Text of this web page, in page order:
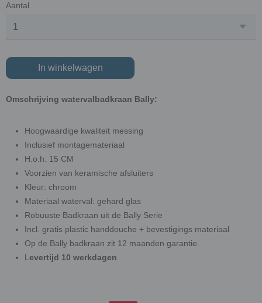
Aantal
In winkelwagen
Omschrijving watervalbadkraan Bally:
Hoogwaardige kwaliteit messing
Inclusief montagemateriaal
H.o.h. 15 CM
Voorzien van keramische afsluiters
Kleur: chroom
Materiaal waterval: gehard glas
Robuuste Badkraan uit de Bally Serie
Incl. gratis plastic handdouche + bevestigings materiaal
Op de Bally badkraan zit 12 maanden garantie.
L evertijd 10 werkdagen